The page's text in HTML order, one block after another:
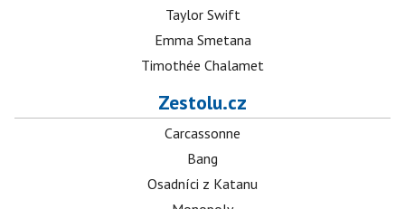
Taylor Swift
Emma Smetana
Timothée Chalamet
Zestolu.cz
Carcassonne
Bang
Osadníci z Katanu